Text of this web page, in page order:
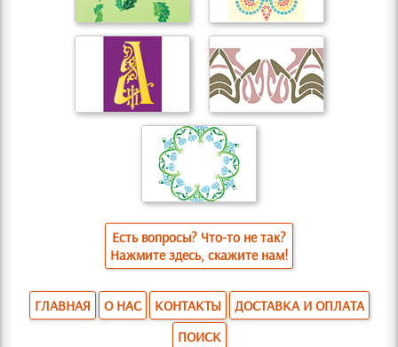
Есть вопросы? Что-то не так?
Нажмите здесь, скажите нам!
ГЛАВНАЯ О НАС КОНТАКТЫ
ДОСТАВКА И ОПЛАТА
ПОИСК